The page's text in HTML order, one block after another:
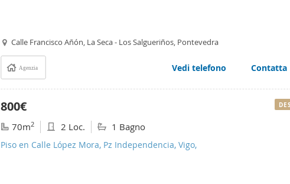
Calle Francisco Añón, La Seca - Los Salgueriños, Pontevedra
Agenzia Vedi telefono Contatta
800€
70m2 2 Loc. 1 Bagno
Piso en Calle López Mora, Pz Independencia, Vigo,